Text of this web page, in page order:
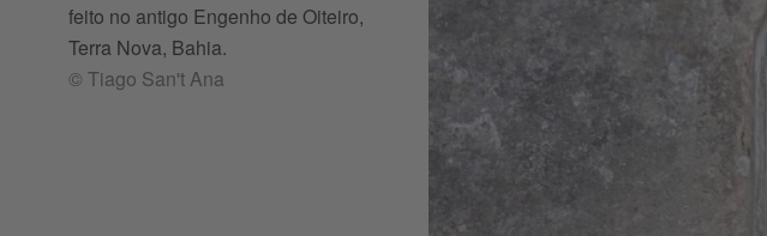
feito no antigo Engenho de Oiteiro,
Terra Nova, Bahia.
© Tiago San't Ana